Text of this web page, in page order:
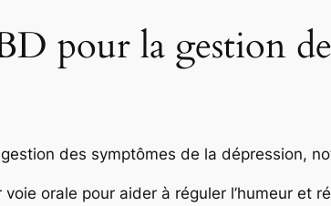
pour la gestion
des symptômes de la dépression,
voie orale pour aider à réguler l’humeur et